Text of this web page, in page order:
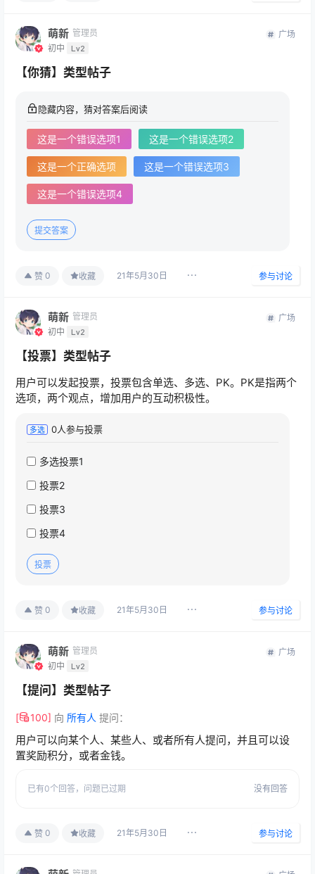
萌新 管理员
初中
Lv2
广场
【你猜】类型帖子
隐藏内容，猜对答案后阅读
这是一个错误选项1 这是一个错误选项2
这是一个正确选项 这是一个错误选项3
这是一个错误选项4
提交答案
赞 0 收藏 21年5月30日 参与讨论
萌新 管理员
初中
Lv2
广场
【投票】类型帖子
用户可以发起投票，投票包含单选、多选、PK。PK是指两个
选项，两个观点，增加用户的互动积极性。
多选 0人参与投票
多选投票1
投票2
投票3
投票4
投票
赞 0 收藏 21年5月30日 参与讨论
萌新 管理员
初中
Lv2
广场
【提问】类型帖子
[ 100] 向 所有人 提问：
用户可以向某个人、某些人、或者所有人提问，并且可以设
置奖励积分，或者金钱。
已有0个回答， 问题已过期 没有回答
赞 0 收藏 21年5月30日 参与讨论